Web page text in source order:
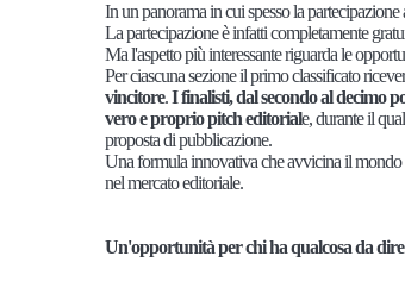
In un panorama in cui spesso la
La partecipazione è infatti completamente
Ma l'aspetto più interessante riguarda le
Per ciascuna sezione il primo classificato
vincitore.I finalisti, dal secondo al decimo
vero e proprio pitch editoriale, durante il
proposta di pubblicazione.
Una formula innovativa che avvicina il mondo
nel mercato editoriale.
Un'opportunità per chi ha qualcosa da dire